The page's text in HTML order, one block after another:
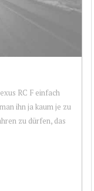
RC F einfach
ihn ja kaum je zu
zu dürfen, das